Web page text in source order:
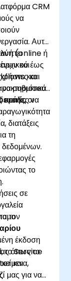
CRM
να
Αυτό
και
και
ομάδες να
(online ή
έως
και
ρυθμίσουν
οι
διατάξεις
τη
δεδομένων.
το
τον
όπως το
και
σε
έκδοση
το Service
μας για να